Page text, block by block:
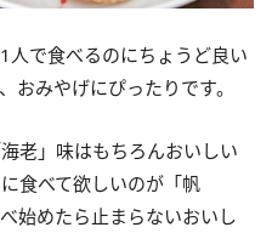
で食べるのにちょうど良い
おみやげにぴったりです。
老」味はもちろんおいしい
食べて欲しいのが「帆
始めたら止まらないおいし